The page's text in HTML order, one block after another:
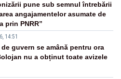
pune sub semnul întrebării
angajamentelor asumate de
prin PNRR”
14:51
guvern se amână pentru ora
nu a obținut toate avizele